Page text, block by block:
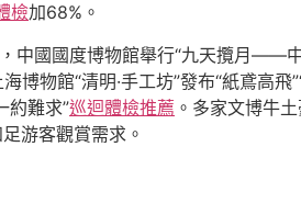
檢加68%。
中國國度博物館舉行“九天攬月——
物館“清明·手工坊”發布“紙鳶高飛
約難求”巡迴體檢推薦 。多家文博牛
游客觀賞需求。